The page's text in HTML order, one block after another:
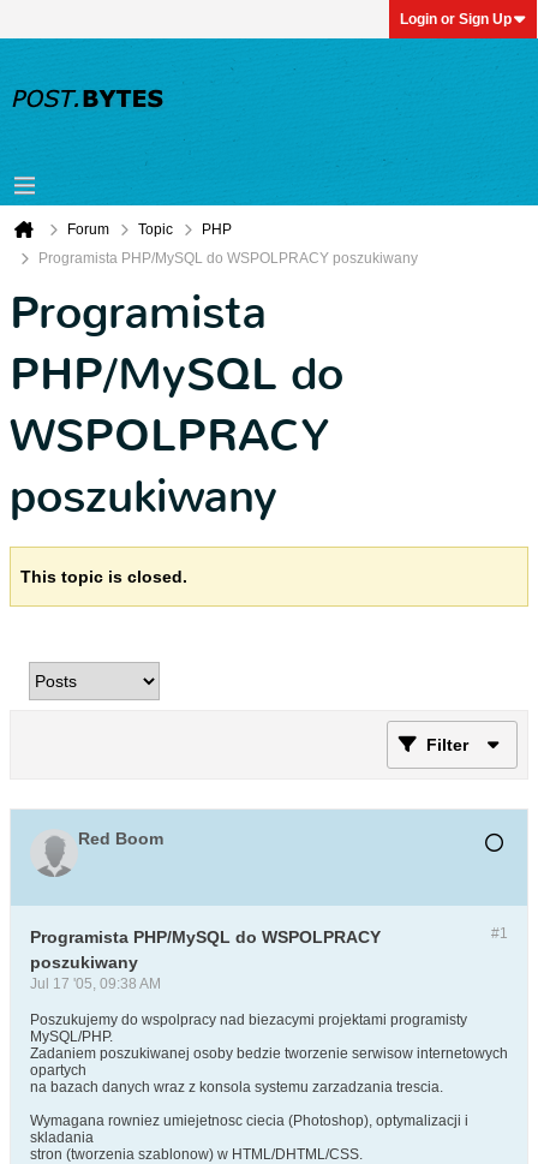
Login or Sign Up
Forum Topic
PHP
Programista PHP/MySQL do WSPOLPRACY poszukiwany
Programista
PHP/MySQL do
WSPOLPRACY
poszukiwany
This topic is closed.
Filter
Red Boom
#1
Programista PHP/MySQL do WSPOLPRACY
poszukiwany
Jul 17 '05, 09:38 AM
Poszukujemy do wspolpracy nad biezacymi projektami programisty
MySQL/PHP.
Zadaniem poszukiwanej osoby bedzie tworzenie serwisow internetowych
opartych
na bazach danych wraz z konsola systemu zarzadzania trescia.
Wymagana rowniez umiejetnosc ciecia (Photoshop), optymalizacji i
skladania
stron (tworzenia szablonow) w HTML/DHTML/CSS.